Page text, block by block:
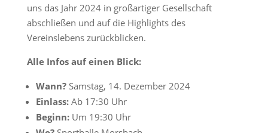
uns das Jahr 2024 in großartiger Gesellschaft
abschließen und auf die Highlights des
Vereinslebens zurückblicken.
Alle Infos auf einen Blick:
Wann?Samstag, 14. Dezember 2024
Einlass:Ab 17:30 Uhr
Beginn:Um 19:30 Uhr